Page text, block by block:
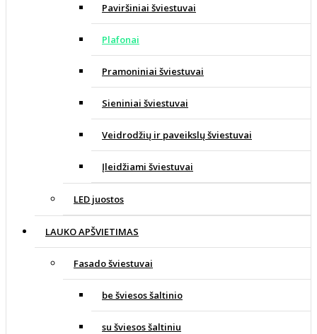
Paviršiniai šviestuvai
Plafonai
Pramoniniai šviestuvai
Sieniniai šviestuvai
Veidrodžių ir paveikslų šviestuvai
Įleidžiami šviestuvai
LED juostos
LAUKO APŠVIETIMAS
Fasado šviestuvai
be šviesos šaltinio
su šviesos šaltiniu